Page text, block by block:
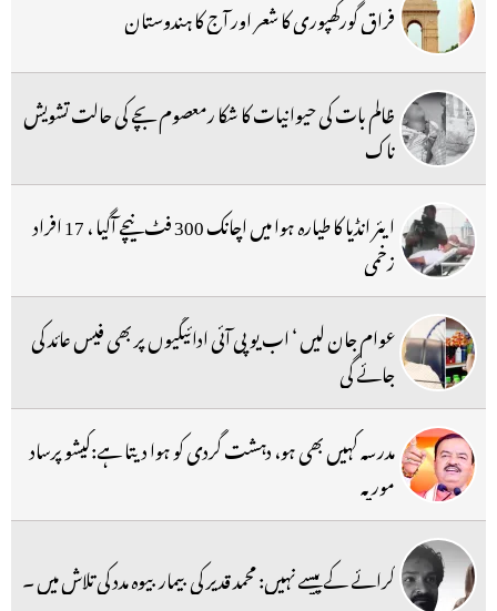
فراق گورکھپوری کا شعر اور آج کا ہندوستان
ظالم بات کی حیوانیات کا شکا رمعصوم بچے کی حالت تشویش
ناک
ایئر انڈیا کا طیارہ ہوا میں اچانک 300 فٹ نیچے آگیا ، 17 افراد
زخمی
عوام جان لیں ‘ اب یو پی آئی ادائیگیوں پر بھی فیس عائد کی
جائے گی
مدرسہ کہیں بھی ہو، دہشت گردی کو ہوا دیتا ہے:کیشو پرساد
موریہ
کرائے کے پیسے نہیں: محمد قدیر کی بیمار بیوہ مدد کی تلاش میں ۔